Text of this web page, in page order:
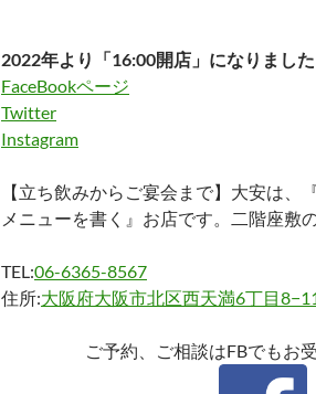
2022年より「16:00開店」になりまし
FaceBookページ
Twitter
Instagram
【立ち飲みからご宴会まで】大安は、
メニューを書く』お店です。二階座敷
TEL:06-6365-8567
住所:大阪府大阪市北区西天満6丁目
ご予約、ご相談はFBでもお